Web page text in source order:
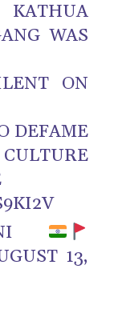
WAS
ON
DEFAME
13,